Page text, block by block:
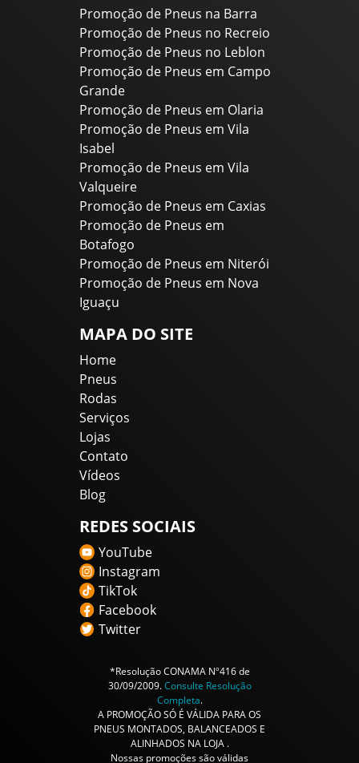
Promoção de Pneus na Barra
Promoção de Pneus no Recreio
Promoção de Pneus no Leblon
Promoção de Pneus em Campo
Grande
Promoção de Pneus em Olaria
Promoção de Pneus em Vila
Isabel
Promoção de Pneus em Vila
Valqueire
Promoção de Pneus em Caxias
Promoção de Pneus em
Botafogo
Promoção de Pneus em Niterói
Promoção de Pneus em Nova
Iguaçu
MAPA DO SITE
Home
Pneus
Rodas
Serviços
Lojas
Contato
Vídeos
Blog
REDES SOCIAIS
YouTube
Instagram
TikTok
Facebook
Twitter
*Resolução CONAMA Nº416 de
30/09/2009.Consulte Resolução
Completa.
A PROMOÇÃO SÓ É VÁLIDA PARA OS
PNEUS MONTADOS, BALANCEADOS E
ALINHADOS NA LOJA .
Nossas promoções são válidas